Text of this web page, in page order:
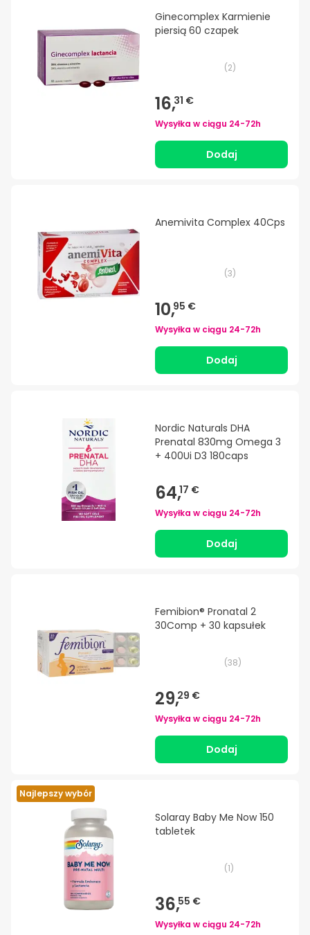
Ginecomplex Karmienie
piersią 60 czapek
(2)
16,31 €
Wysyłka w ciągu 24-72h
Dodaj
Anemivita Complex 40Cps
(3)
10,95 €
Wysyłka w ciągu 24-72h
Dodaj
Nordic Naturals DHA
Prenatal 830mg Omega 3
+ 400Ui D3 180caps
64,17 €
Wysyłka w ciągu 24-72h
Dodaj
Femibion® Pronatal 2
30Comp + 30 kapsułek
(38)
29,29 €
Wysyłka w ciągu 24-72h
Dodaj
Najlepszy wybór
Solaray Baby Me Now 150
tabletek
(1)
36,55 €
Wysyłka w ciągu 24-72h